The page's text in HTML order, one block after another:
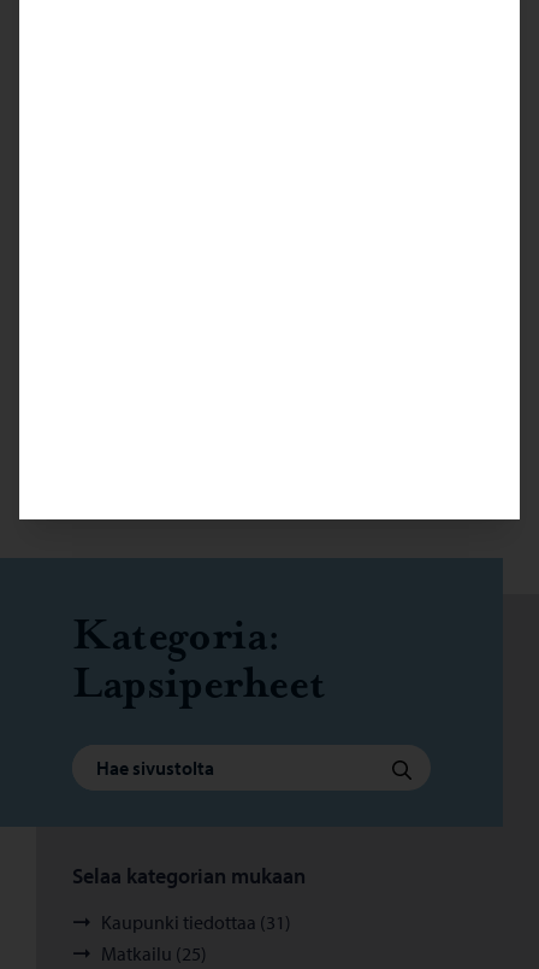
Kategoria:
Lapsiperheet
Haku: Hae
Selaa kategorian mukaan
Kaupunki tiedottaa (31)
Matkailu (25)